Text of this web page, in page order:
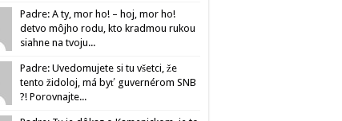
Padre: A ty, mor ho! – hoj, mor ho!
detvo môjho rodu, kto kradmou rukou
siahne na tvoju...
Padre: Uvedomujete si tu všetci, že
tento židoloj, má byť guvernérom SNB
?! Porovnajte...